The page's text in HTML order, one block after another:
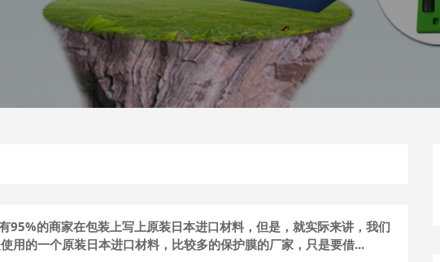
95%的商家在包装上写上原装日本进口材料，但是，就实际来讲，我们
用的一个原装日本进口材料，比较多的保护膜的厂家，只是要借...